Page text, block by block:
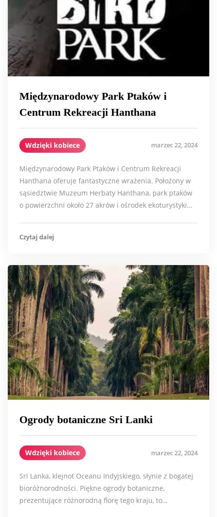
Międzynarodowy Park Ptaków i
Centrum Rekreacji Hanthana
Wdzięki kobiece marzec 22, 2024
Międzynarodowy Park Ptaków i Centrum Rekreacji
Hanthana oferuje fantastyczne wrażenia. Położony w
sąsiedztwie Muzeum Herbaty Hanthana, park ptaków
o powierzchni około 27 akrów i ośrodek ekoturystyki…
Czytaj dalej
Ogrody botaniczne Sri Lanki
Wdzięki kobiece marzec 22, 2024
Sri Lanka, klejnot Oceanu Indyjskiego, słynie z bogatej
bioróżnorodności. Piękne ogrody botaniczne,
prezentujące różnorodną florę tego kraju, to…